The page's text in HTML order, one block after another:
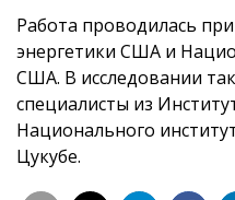
Работа проводилась
энергетики США и
США. В исследовании
специалисты из
Национального
Цукубе.